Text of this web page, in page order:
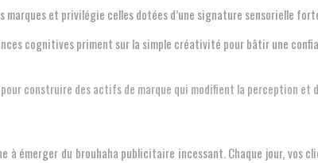
et privilégie celles dotées d’une signature sensorielle
cognitives priment sur la simple créativité pour bâtir une
construire des actifs de marque qui modifient la perception et
émerger du brouhaha publicitaire incessant. Chaque jour, vos